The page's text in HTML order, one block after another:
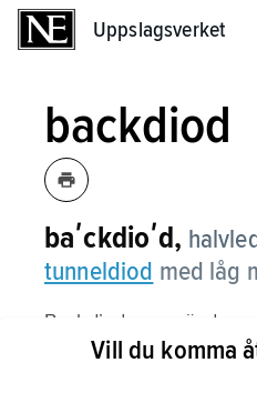
Uppslagsverket
backdiod
baʹckdioʹd,
tunneldiod med låg
Backdioden används
spänningar.
Vill du komma